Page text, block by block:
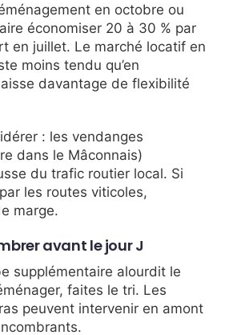
en octobre ou
économiser 20 à 30 % par
en juillet. Le marché locatif en
moins tendu qu’en
davantage de flexibilité
: les vendanges
dans le Mâconnais)
du trafic routier local. Si
les routes viticoles,
marge.
avant le jour J
supplémentaire alourdit le
faites le tri. Les
peuvent intervenir en amont